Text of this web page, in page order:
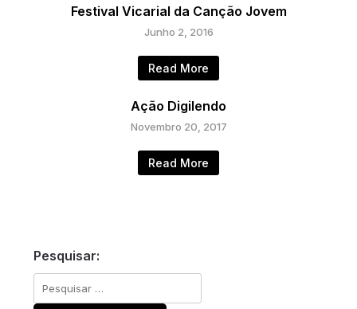
Festival Vicarial da Canção Jovem
Junho 2, 2016
Read More
Ação Digilendo
Novembro 20, 2017
Read More
Pesquisar:
Pesquisar
por: